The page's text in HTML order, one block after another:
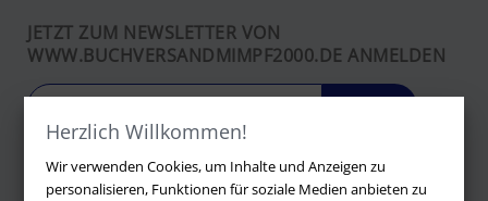
Herzlich Willkommen!
Wir verwenden Cookies, um Inhalte und Anzeigen zu
personalisieren, Funktionen für soziale Medien anbieten zu
JETZT ZUM NEWSLETTER VON
WWW.BUCHVERSANDMIMPF2000.DE ANMELDEN